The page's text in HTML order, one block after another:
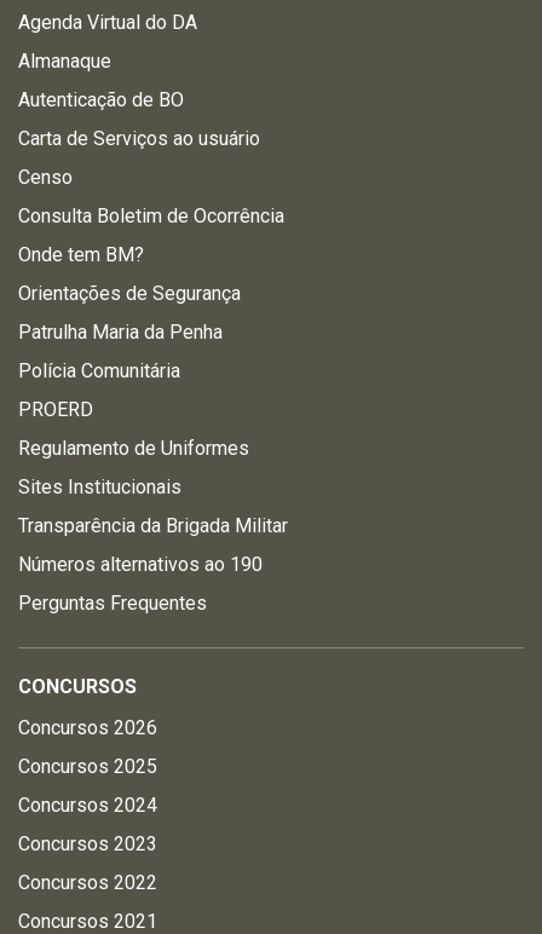
Agenda Virtual do DA
Almanaque
Autenticação de BO
Carta de Serviços ao usuário
Censo
Consulta Boletim de Ocorrência
Onde tem BM?
Orientações de Segurança
Patrulha Maria da Penha
Polícia Comunitária
PROERD
Regulamento de Uniformes
Sites Institucionais
Transparência da Brigada Militar
Números alternativos ao 190
Perguntas Frequentes
CONCURSOS
Concursos 2026
Concursos 2025
Concursos 2024
Concursos 2023
Concursos 2022
Concursos 2021